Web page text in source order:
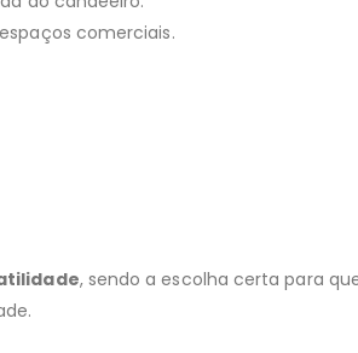
comerciais.
, sendo a escolha certa para